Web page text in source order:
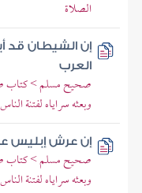
الصلاة
إن الشيطان قد
العرب
صحيح مسلم > كتاب
وبعثه سراياه لفتنة
إن عرش إبليس
صحيح مسلم > كتاب
وبعثه سراياه لفتنة